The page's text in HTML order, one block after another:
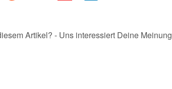
Artikel? - Uns interessiert Deine Meinung